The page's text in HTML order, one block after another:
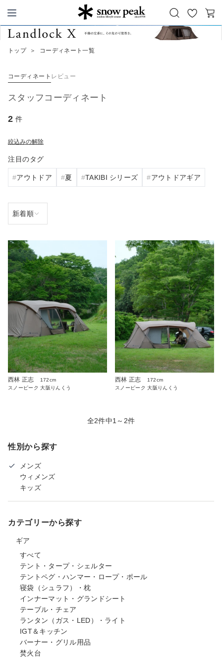
Snow Peak
お
気
カ
トップ ＞ コーディネート一覧
コーディネート レビュー
スタッフコーディネート
2 件
絞込みの解除
注目のタグ
アウトドア 夏 TAKIBI シリーズ アウトドアギア
西林 正志
172cm
スノーピーク 大阪りんくう
西林 正志
172cm
スノーピーク 大阪りんくう
全2件中1～2件
性別から探す
メンズ
ウィメンズ
キッズ
カテゴリーから探す
ギア
すべて
テント・タープ・シェルター
テントペグ・ハンマー・ロープ・ポール
寝袋（シュラフ）・枕
インナーマット・グランドシート
テーブル・チェア
ランタン（ガス・LED）・ライト
IGT＆キッチン
バーナー・グリル用品
焚火台